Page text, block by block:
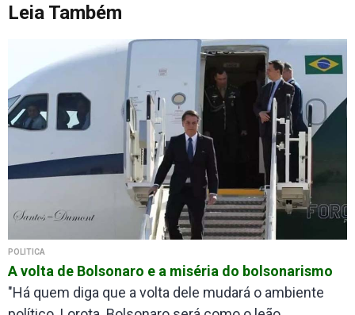
Leia Também
POLÍTICA
A volta de Bolsonaro e a miséria do bolsonarismo
"Há quem diga que a volta dele mudará o ambiente